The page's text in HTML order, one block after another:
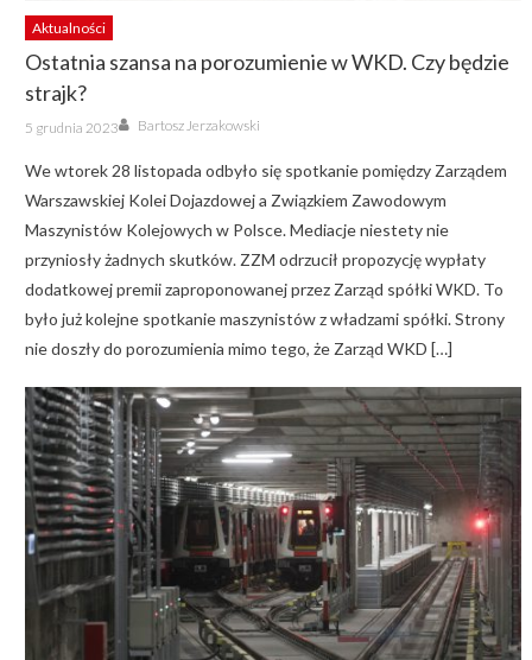
Aktualności
Ostatnia szansa na porozumienie w WKD. Czy będzie
strajk?
Posted
on
5 grudnia 2023 Author
Bartosz Jerzakowski
We wtorek 28 listopada odbyło się spotkanie pomiędzy Zarządem
Warszawskiej Kolei Dojazdowej a Związkiem Zawodowym
Maszynistów Kolejowych w Polsce. Mediacje niestety nie
przyniosły żadnych skutków. ZZM odrzucił propozycję wypłaty
dodatkowej premii zaproponowanej przez Zarząd spółki WKD. To
było już kolejne spotkanie maszynistów z władzami spółki. Strony
nie doszły do porozumienia mimo tego, że Zarząd WKD […]